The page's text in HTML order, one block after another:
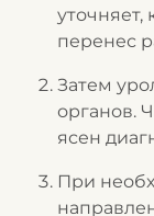
уточняет,
перенес
Затем
органов.
ясен
При